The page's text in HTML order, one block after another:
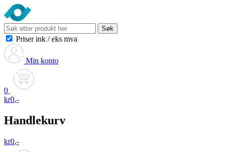
Søk
Priser ink / eks mva
Min konto
0
kr0,-
Handlekurv
kr0,-